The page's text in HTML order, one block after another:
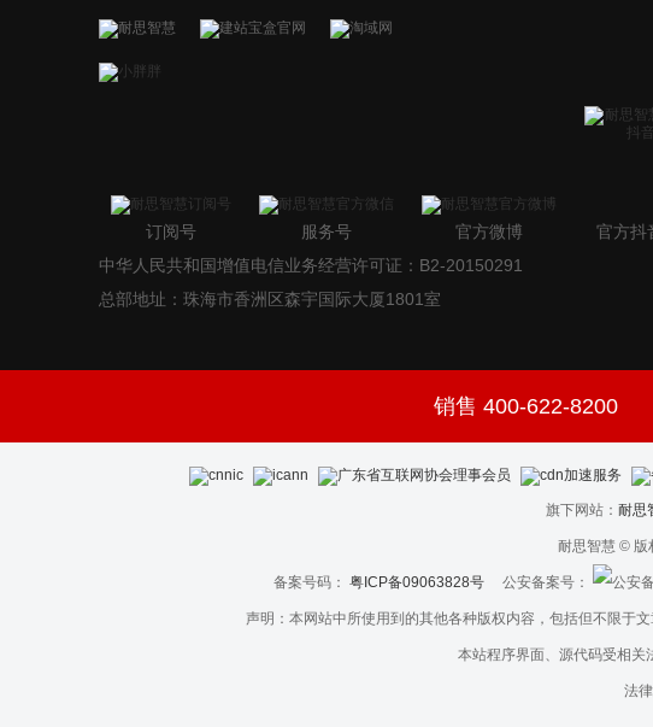
订阅号 服务号 官方微博
官方抖
中华人民共和国增值电信业务经营许可证：B2-20150291
总部地址：珠海市香洲区森宇国际大厦1801室
销售 400-622-8200
旗下网站： 耐思
耐思智慧 © 版
备案号码： 粤ICP备09063828号公安备案号：
声明：本网站中所使用到的其他各种版权内容，包括但不限于
本站程序界面、源代码受相关
法